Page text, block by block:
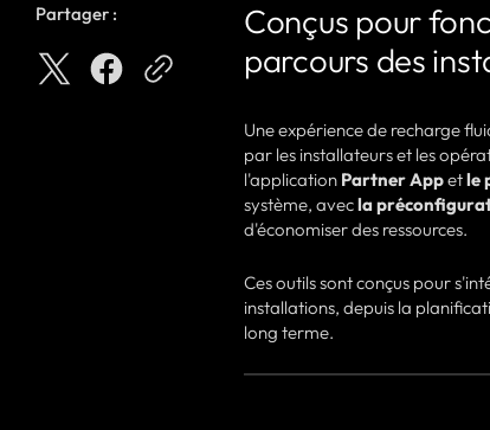
Partager :
Conçus pour
parcours des
Une expérience de recharge
par les installateurs et les
l'application Partner Appetle
système, avecla
d'économiser des ressources.
Ces outils sont conçus pour
installations, depuis la
long terme.